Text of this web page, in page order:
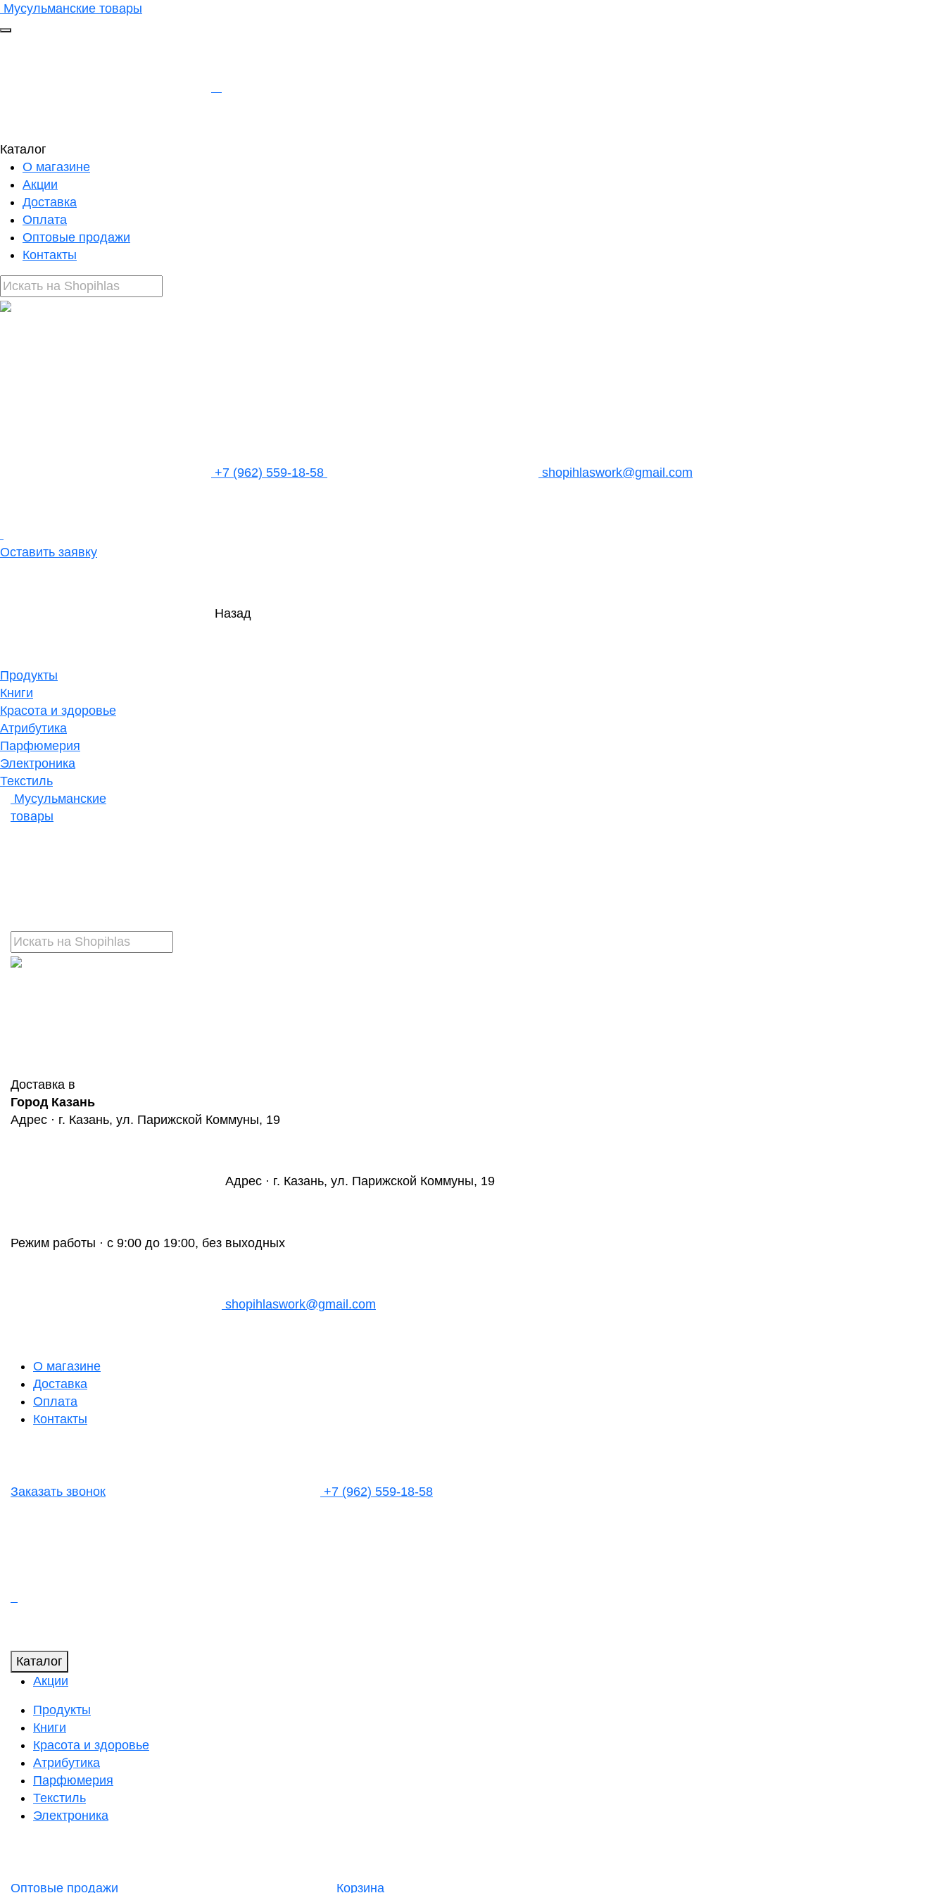
Мусульманские товары
Каталог
О магазине
Акции
Доставка
Оплата
Оптовые продажи
Контакты
+7 (962) 559-18-58 shopihlaswork@gmail.com
Оставить заявку
Назад
Продукты
Книги
Красота и здоровье
Атрибутика
Парфюмерия
Электроника
Текстиль
Мусульманские
товары
Доставка в
Город Казань
Адрес · г. Казань, ул. Парижской Коммуны, 19
Адрес · г. Казань, ул. Парижской Коммуны, 19
Режим работы · с 9:00 до 19:00, без выходных
shopihlaswork@gmail.com
О магазине
Доставка
Оплата
Контакты
Заказать звонок +7 (962) 559-18-58
Каталог
Акции
Продукты
Книги
Красота и здоровье
Атрибутика
Парфюмерия
Текстиль
Электроника
Оптовые продажи Корзина